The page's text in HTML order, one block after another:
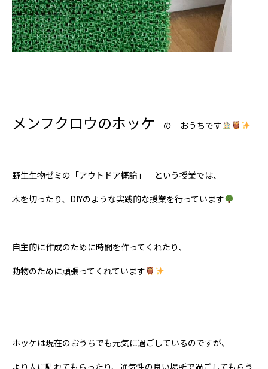
メンフクロウのホッケ の おうちです
野生生物ゼミの「アウトドア概論」 という授業では、
木を切ったり、DIYのような実践的な授業を行っています
自主的に作成のために時間を作ってくれたり、
動物のために頑張ってくれています
ホッケは現在のおうちでも元気に過ごしているのですが、
より人に馴れてもらったり、通気性の良い場所で過ごしてもらう